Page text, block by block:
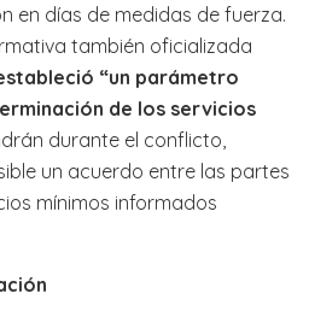
en días de medidas de fuerza.
también oficializada
“un parámetro
de los servicios
durante el conflicto,
un acuerdo entre las partes
mínimos informados